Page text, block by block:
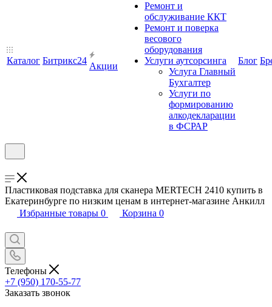
Каталог Битрикс24
Акции
Ремонт и
обслуживание ККТ
Ремонт и поверка
весового
оборудования
Услуги аутсорсинга
Услуга Главный
Бухгалтер
Услуги по
формированию
алкодекларации
в ФСРАР
Блог
Пластиковая подставка для сканера MERTECH 2410 купить в
Екатеринбурге по низким ценам в интернет-магазине Анкилл
Избранные товары 0 Корзина 0
Телефоны
+7 (950) 170-55-77
Заказать звонок